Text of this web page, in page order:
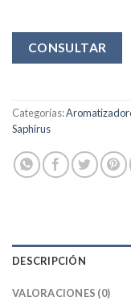
CONSULTAR
Categorías:
Saphirus
DESCRIPCIÓN
VALORACIONES (0)